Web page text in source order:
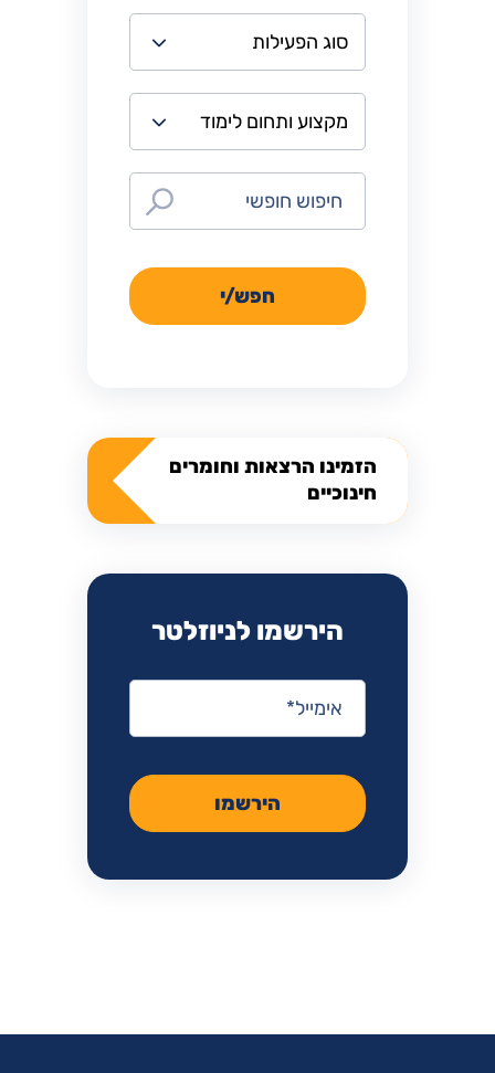
חפש/י
הזמינו הרצאות וחומרים
חינוכיים
הירשמו לניוזלטר
אימייל
הירשמו